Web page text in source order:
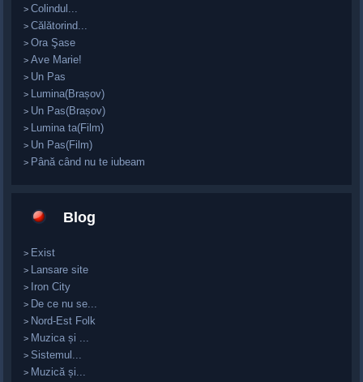
>Colindul...
>Călătorind...
>Ora Şase
>Ave Marie!
> Un Pas
> Lumina(Brașov)
> Un Pas(Brașov)
> Lumina ta(Film)
> Un Pas(Film)
> Până când nu te iubeam
Blog
> Exist
> Lansare site
> Iron City
> De ce nu se...
> Nord-Est Folk
> Muzica și ...
>Sistemul...
> Muzică și...